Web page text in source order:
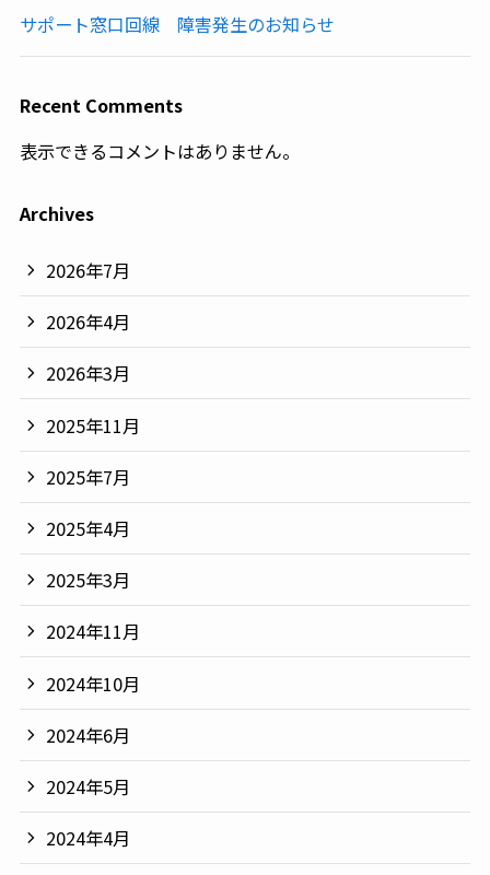
サポート窓口回線 障害発生のお知らせ
Recent Comments
表示できるコメントはありません。
Archives
2026年7月
2026年4月
2026年3月
2025年11月
2025年7月
2025年4月
2025年3月
2024年11月
2024年10月
2024年6月
2024年5月
2024年4月